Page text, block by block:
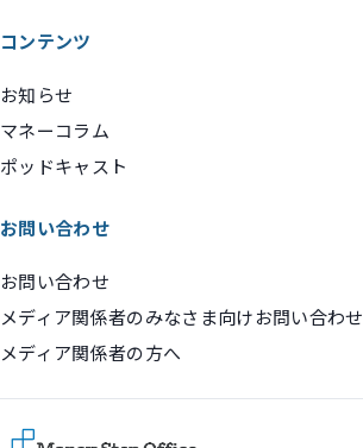
コンテンツ
お知らせ
マネーコラム
ポッドキャスト
お問い合わせ
お問い合わせ
メディア関係者のみなさま向けお問い合わせ
メディア関係者の方へ